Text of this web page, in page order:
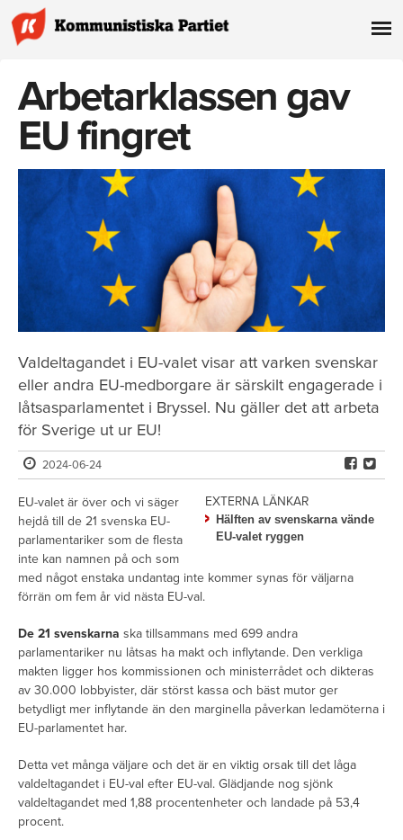
Arbetarklassen gav
EU fingret
Valdeltagandet i EU-valet visar att varken svenskar
eller andra EU-medborgare är särskilt engagerade i
låtsasparlamentet i Bryssel. Nu gäller det att arbeta
för Sverige ut ur EU!
2024-06-24
EXTERNA LÄNKAR
Hälften av svenskarna vände
EU-valet ryggen
EU-valet är över och vi säger
hejdå till de 21 svenska EU-
parlamentariker som de flesta
inte kan namnen på och som
med något enstaka undantag inte kommer synas för väljarna
förrän om fem år vid nästa EU-val.
De 21 svenskarna ska tillsammans med 699 andra
parlamentariker nu låtsas ha makt och inflytande. Den verkliga
makten ligger hos kommissionen och ministerrådet och dikteras
av 30.000 lobbyister, där störst kassa och bäst mutor ger
betydligt mer inflytande än den marginella påverkan ledamöterna i
EU-parlamentet har.
Detta vet många väljare och det är en viktig orsak till det låga
valdeltagandet i EU-val efter EU-val. Glädjande nog sjönk
valdeltagandet med 1,88 procentenheter och landade på 53,4
procent.